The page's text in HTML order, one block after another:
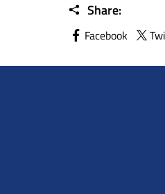
Share:
Facebook